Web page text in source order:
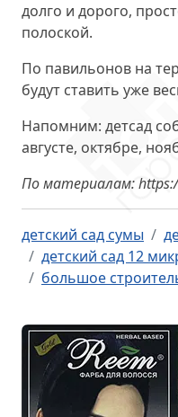
долго и дорого,
полоской.
По павильонов на
будут ставить уже
Напомним: детсад
августе, октябре,
По материалам:
детский сад сумы
детский сад 12
большое